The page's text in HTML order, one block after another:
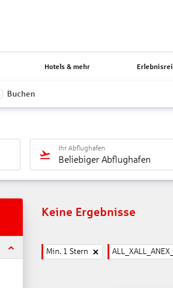
Hotels & mehr
Buchen
Ihr Abflughafen
Beliebiger Abflughafen
Keine Ergebnisse
Min. 1 Stern